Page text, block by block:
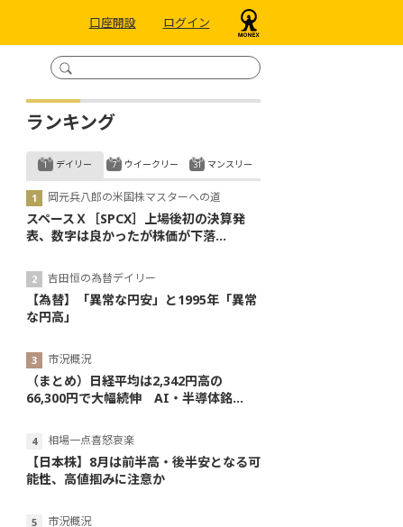
口座開設 ログイン
ランキング
デイリー
岡元兵八郎の米国株マスターへの道
スペースＸ［SPCX］上場後初の決算発
表、数字は良かったが株価が下落...
吉田恒の為替デイリー
【為替】「異常な円安」と1995年「異常
な円高」
市況概況
（まとめ）日経平均は2,342円高の
66,300円で大幅続伸 AI・半導体銘...
相場一点喜怒哀楽
【日本株】8月は前半高・後半安となる可
能性、高値掴みに注意か
市況概況
ウイークリー マンスリー